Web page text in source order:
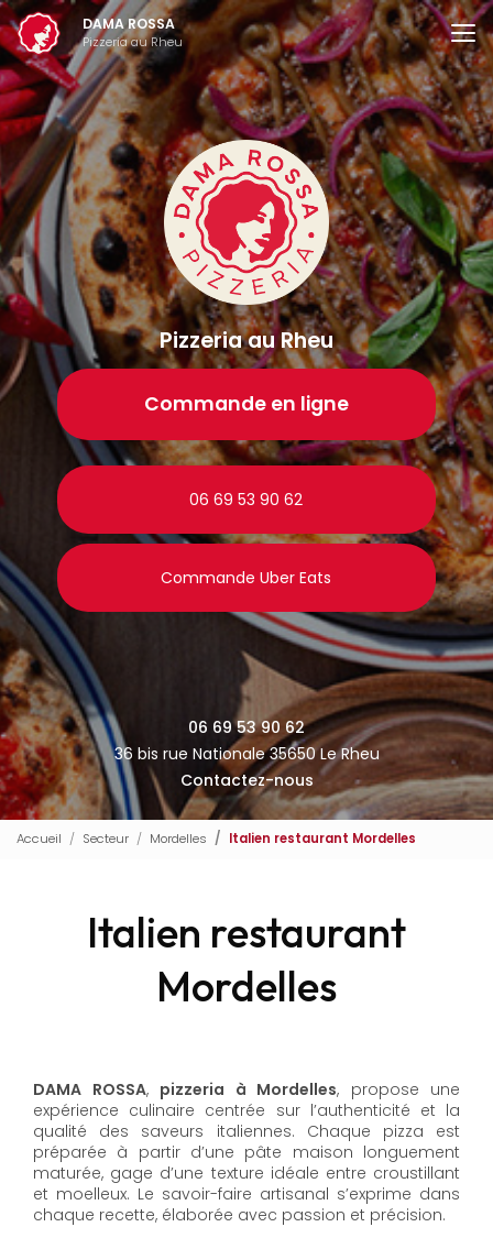
Aller
au
contenu
principal
DAMA ROSSA
Pizzeria au Rheu
Pizzeria au Rheu
Commande en ligne
06 69 53 90 62
Commande Uber Eats
06 69 53 90 62
36 bis rue Nationale 35650 Le Rheu
Contactez-nous
Accueil Secteur Mordelles Italien restaurant Mordelles
Italien restaurant
Mordelles
DAMA ROSSA, pizzeria à Mordelles, propose une
expérience culinaire centrée sur l’authenticité et la
qualité des saveurs italiennes. Chaque pizza est
préparée à partir d’une pâte maison longuement
maturée, gage d’une texture idéale entre croustillant
et moelleux. Le savoir-faire artisanal s’exprime dans
chaque recette, élaborée avec passion et précision.